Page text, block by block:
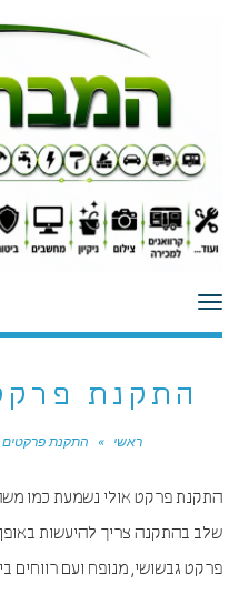
תפריט
התקנת
ראשי » התקנת פרקטים
התקנת פרקט אולי נשמעת כמו
שלב בהתקנה צריך להיעשות
פרקט גבשושי, מנופח ועם רווחים